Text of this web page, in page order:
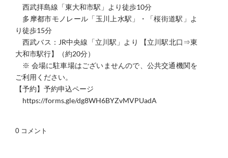
西武拝島線「東大和市駅」より徒歩10分
多摩都市モノレール「玉川上水駅」・「桜街道駅」よ
り徒歩15分
西武バス：JR中央線「立川駅」より 【立川駅北口⇒東
大和市駅行】（約20分）
※ 会場に駐車場はございませんので、公共交通機関を
ご利用ください。
【予約】予約申込ページ
https://forms.gle/dg8WH6BYZvMVPUadA​
0 コメント